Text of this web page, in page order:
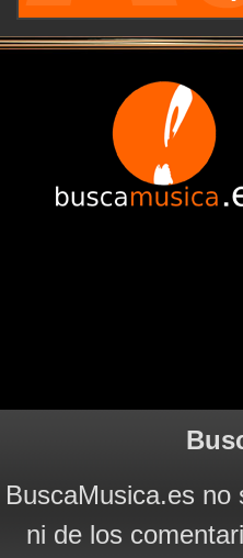
BuscaMusica.es no
ni de los